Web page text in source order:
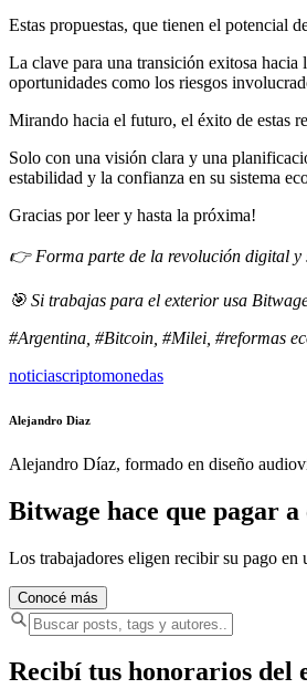
Estas propuestas, que tienen el potencial
La clave para una transición exitosa
oportunidades como los riesgos
Mirando hacia el futuro, el éxito de estas
Solo con una visión clara y una
estabilidad y la confianza en su sistema
Gracias por leer y hasta la próxima!
👉 Forma parte de la revolución digital y
🎯 Si trabajas para el exterior usa
#Argentina, #Bitcoin, #Milei, #reformas
noticiascriptomonedas
Alejandro Diaz
Alejandro Díaz, formado en diseño
Bitwage hace que pagar
Los trabajadores eligen recibir su pago en
Conocé más
Recibí tus honorarios del